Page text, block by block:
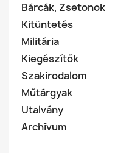
Bárcák, Zsetonok
Kitüntetés
Militária
Kiegészítők
Szakirodalom
Műtárgyak
Utalvány
Archívum